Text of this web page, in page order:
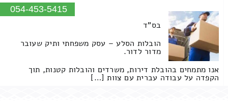
054-453-5415
בס"ד
הובלות הסלע – עסק משפחתי ותיק שעובר
מדור לדור.
אנו מתמחים בהובלת דירות, משרדים והובלות קטנות, תוך
הקפדה על עבודה עברית עם צוות […]